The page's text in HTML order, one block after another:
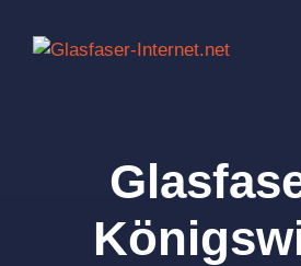
Inhalt